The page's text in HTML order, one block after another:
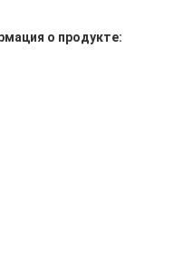
о продукте: